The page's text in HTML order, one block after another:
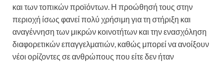
και των τοπικών προϊόντων. Η προώθησή τους στην
περιοχή ίσως φανεί πολύ χρήσιμη για τη στήριξη και
αναγέννηση των μικρών κοινοτήτων και την ενασχόληση
διαφορετικών επαγγελματιών, καθώς μπορεί να ανοίξουν
νέοι ορίζοντες σε ανθρώπους που είτε δεν ήταν